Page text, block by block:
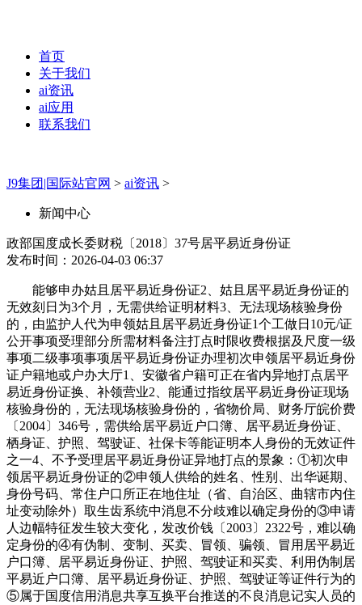
首页
关于我们
ai资讯
ai应用
联系我们
J9集团|国际站官网 > ai资讯 >
新闻中心
政部国度成长委财税〔2018〕37号居平易近身份证
发布时间：2026-04-03 06:37
能够申办姑且居平易近身份证2、姑且居平易近身份证的
无效刻日为3个月，无需供给证明材料3、无法现场核验身份
的，由监护人代为申领姑且居平易近身份证1个工做日10元/证
公开事项受理部分所需材料备注打点时限收费根据及尺度一级
事项二级事项事项居平易近身份证办理初次申领居平易近身份
证户籍地或户办大厅1、安徽省户籍可正在省内异地打点居平
易近身份证换、补领营业2、能通过指纹居平易近身份证现场
核验身份的，无法现场核验身份的，省物价局、财务厅皖价费
〔2004〕346号，需供给居平易近户口簿、居平易近身份证、
栖身证、护照、驾驶证、社保卡等能证明本人身份的无效证件
之一4、不予受理居平易近身份证异地打点的景象：①初次申
领居平易近身份证的②申领人供给的姓名、性别、出华诞期、
身份号码、常住户口所正在地住址（省、自治区、曲辖市内住
址变动除外）取生齿系统中消息不分歧难以确定身份的③申请
人边幅特征发生较大变化，发改价钱〔2003〕2322号，难以确
定身份的④有伪制、变制、买卖、冒领、骗领、冒用居平易近
户口簿、居平易近身份证、护照、驾驶证和买卖、利用伪制居
平易近户口簿、居平易近身份证、护照、驾驶证等证件行为的
⑤属于国度信用消息共享互换平台推送的不良消息记实人员的